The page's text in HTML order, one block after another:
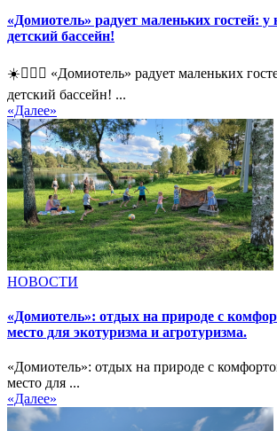
«Домиотель» радует маленьких гостей:
детский бассейн!
☀️🏊‍♀️💧 «Домиотель» радует маленьких
детский бассейн! ...
«Далее»
НОВОСТИ
«Домиотель»: отдых на природе с
место для экотуризма и агротуризма.
«Домиотель»: отдых на природе с
место для ...
«Далее»